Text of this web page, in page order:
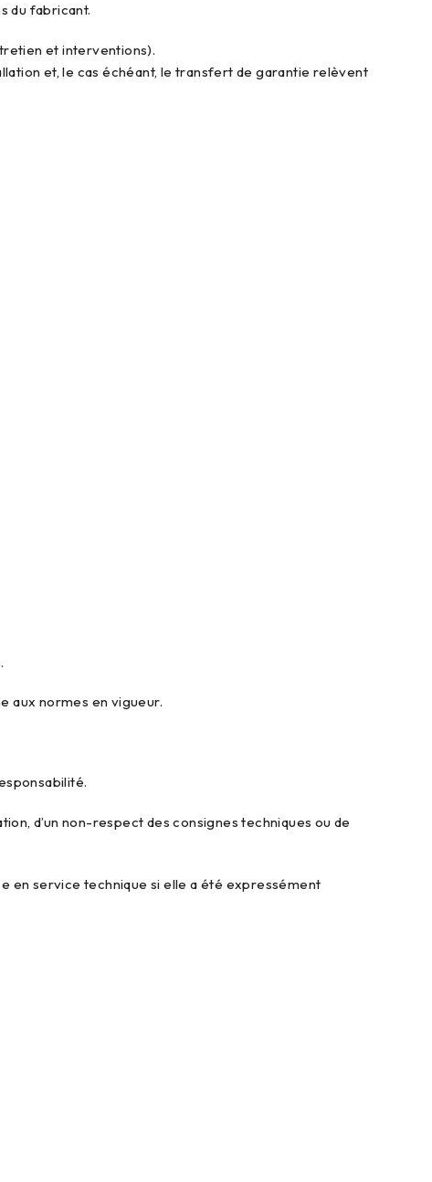
du fabricant.
et interventions).
et, le cas échéant, le transfert de garantie relèvent
aux normes en vigueur.
d’un non-respect des consignes techniques ou de
en service technique si elle a été expressément